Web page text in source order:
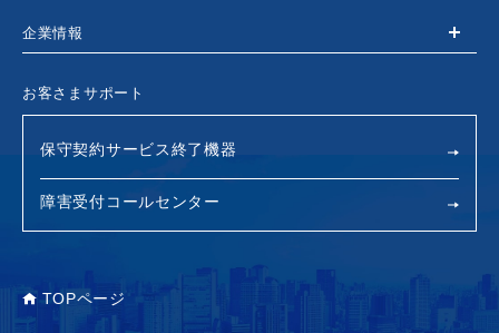
企業情報
お客さまサポート
保守契約サービス終了機器
障害受付コールセンター
TOPページ